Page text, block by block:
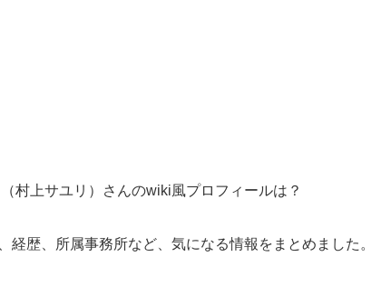
村上サユリ）さんのwiki風プロフィールは？
歴、所属事務所など、気になる情報をまとめました。